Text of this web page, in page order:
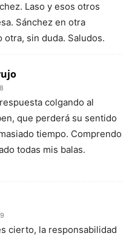
Laso y esos otros
Sánchez en otra
sin duda. Saludos.
colgando al
que perderá su sentido
tiempo. Comprendo
todas mis balas.
cierto, la responsabilidad